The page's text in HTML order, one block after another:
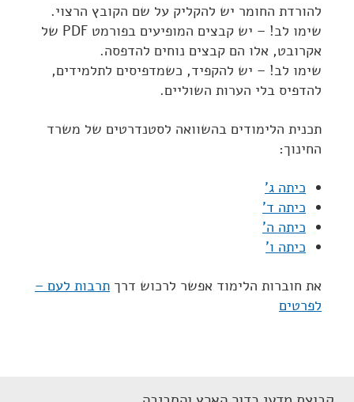
להורדת החומר יש להקליק על שם הקובץ הרצוי.
שימו לב! – יש קבצים המופיעים בפורמט PDF של
אקרובט, אלו הם קבצים נוחים להדפסה.
שימו לב! – יש להקפיד, כשמדפיסים לתלמידים,
להדפיס בלי הערות השוליים.
תכנית הלימודים בהשוואה לסטנדרטים של משרד
החינוך:
כיתה ג'
כיתה ד'
כיתה ה'
כיתה ו'
את חוברות הלימוד אפשר לרכוש דרך תרבות לעם –
לפרטים